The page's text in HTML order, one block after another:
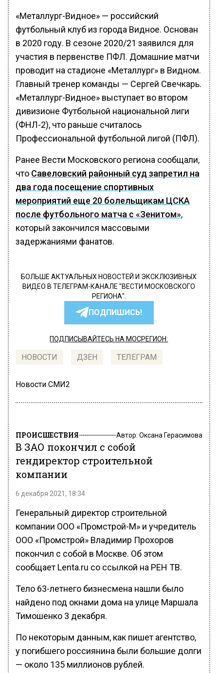
«Металлург-Видное» — российский
футбольный клуб из города Видное. Основан
в 2020 году. В сезоне 2020/21 заявился для
участия в первенстве ПФЛ. Домашние матчи
проводит на стадионе «Металлург» в Видном.
Главный тренер команды — Сергей Свечкарь.
«Металлург-Видное» выступает во втором
дивизионе Футбольной национальной лиги
(ФНЛ-2), что раньше считалось
Профессиональной футбольной лигой (ПФЛ).
Ранее Вести Московского региона сообщали,
что Савеловский районный суд запретил на
два года посещение спортивных
мероприятий еще 20 болельщикам ЦСКА
после футбольного матча с «Зенитом»,
который закончился массовыми
задержаниями фанатов.
БОЛЬШЕ АКТУАЛЬНЫХ НОВОСТЕЙ И ЭКСКЛЮЗИВНЫХ
ВИДЕО В ТЕЛЕГРАМ-КАНАЛЕ "ВЕСТИ МОСКОВСКОГО
РЕГИОНА".
ПОДПИШИСЬ!
ПОДПИСЫВАЙТЕСЬ НА МОСРЕГИОН:
НОВОСТИ ДЗЕН ТЕЛЕГРАМ
Новости СМИ2
ПРОИСШЕСТВИЯ Автор: Оксана Герасимова
В ЗАО покончил с собой
гендиректор строительной
компании
6 декабря 2021, 18:34
Генеральный директор строительной
компании ООО «Промстрой-М» и учредитель
ООО «Промстрой» Владимир Прохоров
покончил с собой в Москве. Об этом
сообщает Lenta.ru со ссылкой на РЕН ТВ.
Тело 63-летнего бизнесмена нашли было
найдено под окнами дома на улице Маршала
Тимошенко 3 декабря.
По некоторым данным, как пишет агентство,
у погибшего россиянина были большие долги
— около 135 миллионов рублей.